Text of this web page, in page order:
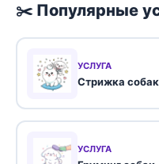
✂️ Популярные
УСЛУГА
Стрижка собак
УСЛУГА